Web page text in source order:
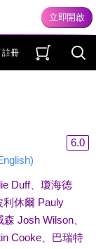
註冊
6.0
Duff、 瓊海德
利休爾 Pauly
森 Josh Wilson、
Cooke、 巴瑞特